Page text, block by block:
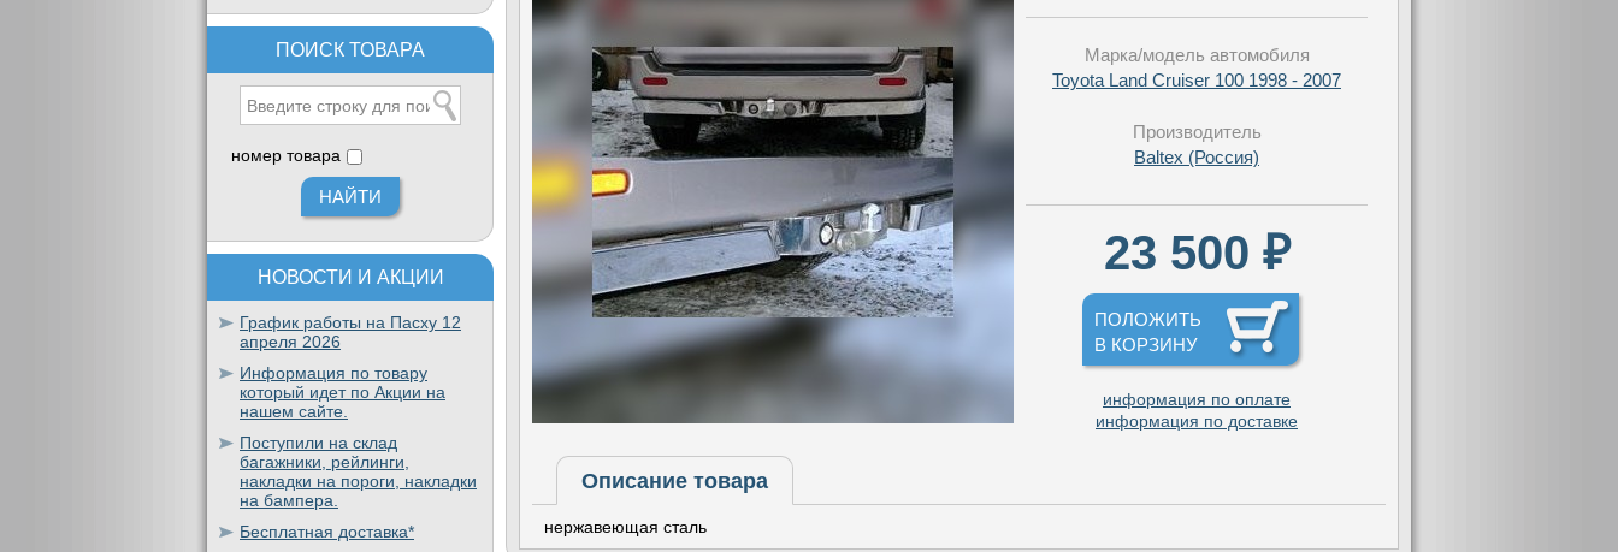
ПОИСК ТОВАРА
номер товара
НОВОСТИ И АКЦИИ
График работы на Пасху 12
апреля 2026
Информация по товару
который идет по Акции на
нашем сайте.
Поступили на склад
багажники, рейлинги,
накладки на пороги, накладки
на бампера.
Бесплатная доставка*
Марка/модель автомобиля
Toyota Land Cruiser 100 1998 - 2007
Производитель
Baltex (Россия)
23 500 ₽
ПОЛОЖИТЬ
В КОРЗИНУ
информация по оплате
информация по доставке
Описание товара
нержавеющая сталь